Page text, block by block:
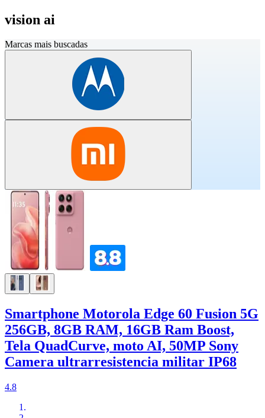
vision ai
Marcas mais buscadas
Smartphone Motorola Edge 60 Fusion 5G
256GB, 8GB RAM, 16GB Ram Boost,
Tela QuadCurve, moto AI, 50MP Sony
Camera ultrarresistencia militar IP68
4.8